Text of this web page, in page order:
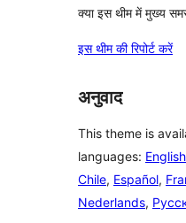
क्या इस थीम में मुख्य
इस थीम की रिपोर्ट करें
अनुवाद
This theme is
languages:
Chile, Español,
Nederlands,